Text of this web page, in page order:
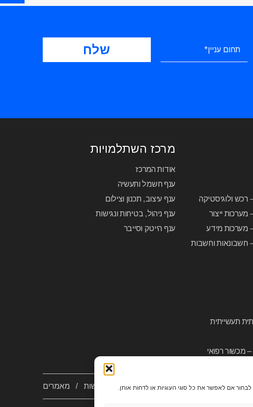
אם לאפשר את כל סוגי העוגיות או לדחות אותן.
רכש ולוגיסטיקה
מערכות ייצור
– מערכות מידע
– חשבונאות וחשבות
תעשייתית
מכשור רפואי
מרכז השתלמויות
אודות המרכז
ענף חשמל ותעשיה
ענף עיצוב, תכנון וצילום
ענף ניהול, בטיחות ונגישות
ענף הייטק וסייבר
/ מדיניות פרטיות / צור קשר / הסדרי נגישות / מאמרים